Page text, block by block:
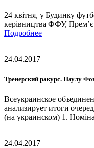
24 квітня, у Будинку
керівництва ФФУ,
Подробнее
24.04.2017
Тренерский ракурс. Паулу
Всеукраинское
анализирует итоги
(на украинском) 1.
24.04.2017